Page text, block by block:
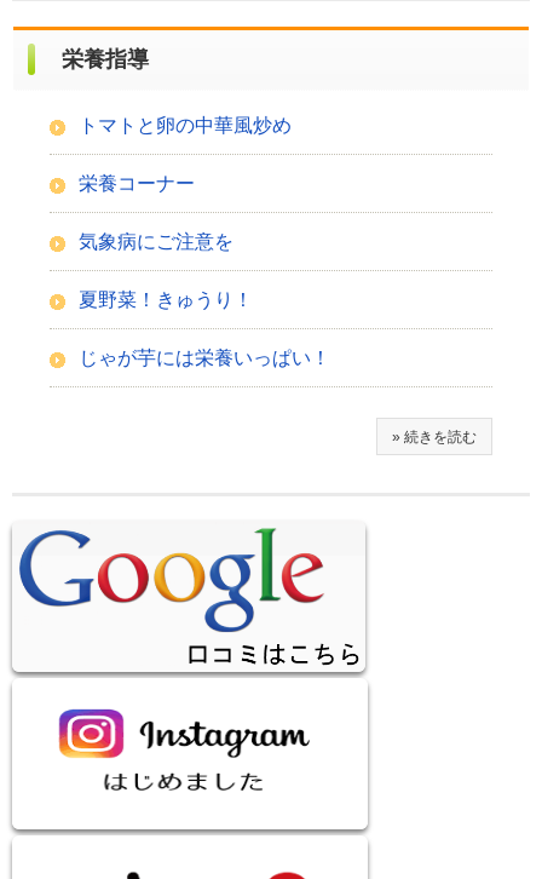
栄養指導
トマトと卵の中華風炒め
栄養コーナー
気象病にご注意を
夏野菜！きゅうり！
じゃが芋には栄養いっぱい！
» 続きを読む